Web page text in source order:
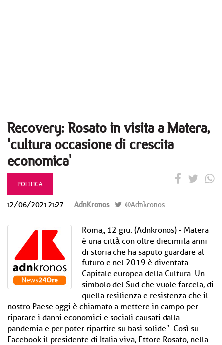
Recovery: Rosato in visita a Matera,
'cultura occasione di crescita
economica'
POLITICA
12/06/2021 21:27 AdnKronos @Adnkronos
Roma,, 12 giu. (Adnkronos) - Matera
è una città̀ con oltre diecimila anni
di storia che ha saputo guardare al
futuro e nel 2019 è diventata
Capitale europea della Cultura. Un
simbolo del Sud che vuole farcela, di
quella resilienza e resistenza che il
nostro Paese oggi è chiamato a mettere in campo per
riparare i danni economici e sociali causati dalla
pandemia e per poter ripartire su basi solide”. Così su
Facebook il presidente di Italia viva, Ettore Rosato, nella